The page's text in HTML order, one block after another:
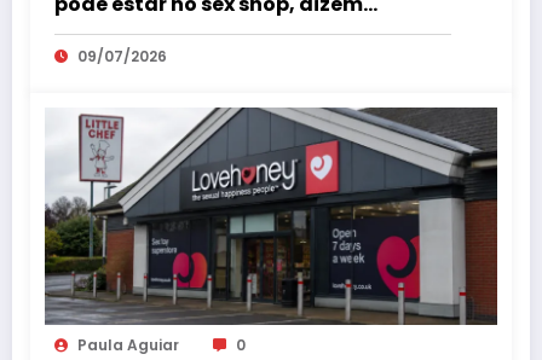
especialistas em saúde sexual
09/07/2026
Paula Aguiar 0